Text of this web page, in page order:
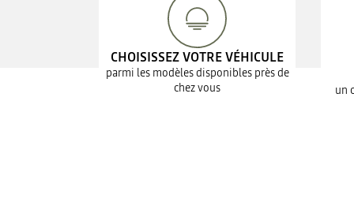
CHOISISSEZ VOTRE VÉHICULE
parmi les modèles disponibles près de
chez vous
un